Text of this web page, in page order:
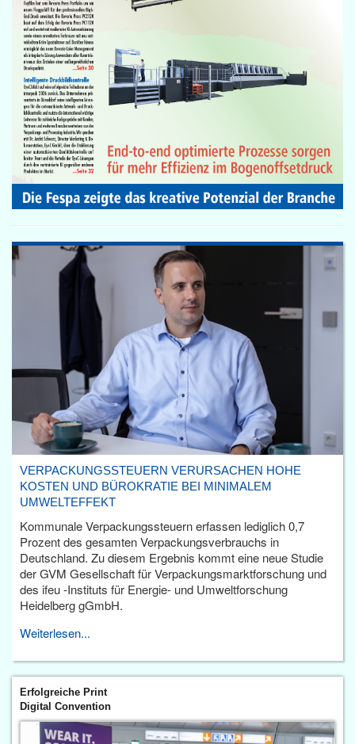
VERPACKUNGSSTEUERN VERURSACHEN HOHE
KOSTEN UND BÜROKRATIE BEI MINIMALEM
UMWELTEFFEKT
Kommunale Verpackungssteuern erfassen lediglich 0,7
Prozent des gesamten Verpackungsverbrauchs in
Deutschland. Zu diesem Ergebnis kommt eine neue Studie
der GVM Gesellschaft für Verpackungsmarktforschung und
des ifeu -Instituts für Energie- und Umweltforschung
Heidelberg gGmbH.
Weiterlesen...
Erfolgreiche Print
Digital Convention